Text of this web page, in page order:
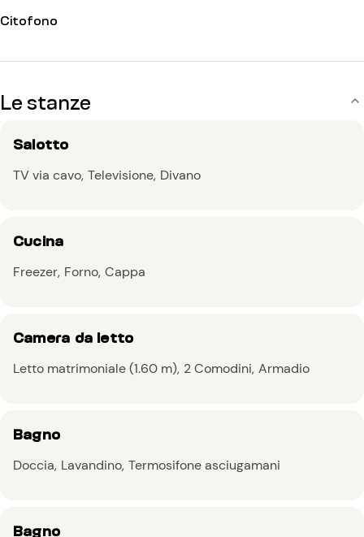
Citofono
Le stanze
Salotto
TV via cavo Televisione Divano
Cucina
Freezer Forno Cappa
Camera da letto
Letto matrimoniale (1.60 m) 2 Comodini Armadio
Bagno
Doccia Lavandino Termosifone asciugamani
Bagno